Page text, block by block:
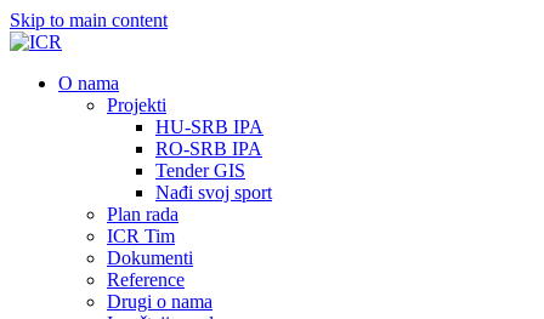
Skip to main content
О nama
Projekti
HU-SRB IPA
RO-SRB IPA
Tender GIS
Nađi svoj sport
Plan rada
ICR Tim
Dokumenti
Reference
Drugi o nama